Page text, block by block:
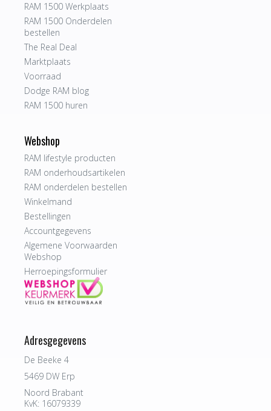
RAM 1500 Werkplaats
RAM 1500 Onderdelen
bestellen
The Real Deal
Marktplaats
Voorraad
Dodge RAM blog
RAM 1500 huren
Webshop
RAM lifestyle producten
RAM onderhoudsartikelen
RAM onderdelen bestellen
Winkelmand
Bestellingen
Accountgegevens
Algemene Voorwaarden
Webshop
Herroepingsformulier
Adresgegevens
De Beeke 4
5469 DW Erp
Noord Brabant
KvK: 16079339